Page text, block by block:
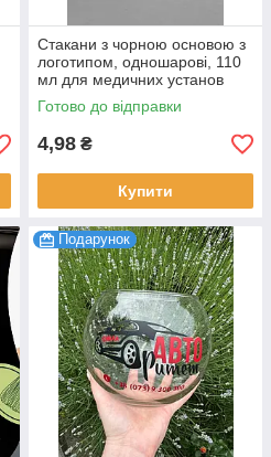
Стакани з чорною основою з
логотипом, одношарові, 110
мл для медичних установ
500 шт
Готово до відправки
4,98 ₴
Купити
Подарунок